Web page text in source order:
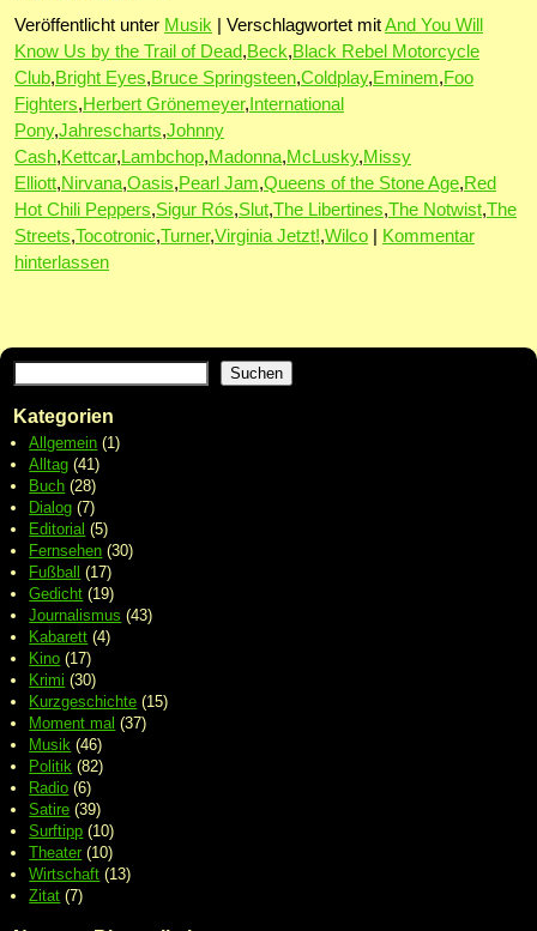
Veröffentlicht unter Musik Verschlagwortet mitAnd You Will
Know Us by the Trail of Dead,Beck,Black Rebel Motorcycle
Club,Bright Eyes,Bruce Springsteen,Coldplay,Eminem,Foo
Fighters,Herbert Grönemeyer, International
Pony,Jahrescharts,Johnny
Cash,Kettcar,Lambchop,Madonna,McLusky,Missy
Elliott,Nirvana,Oasis,Pearl Jam,Queens of the Stone Age,Red
Hot Chili Peppers,Sigur Rós,Slut,The Libertines,The Notwist,The
Streets,Tocotronic,Turner,Virginia Jetzt!,Wilco
Kommentar
hinterlassen
Suchen
Kategorien
Allgemein (1)
Alltag (41)
Buch (28)
Dialog (7)
Editorial (5)
Fernsehen (30)
Fußball
(17)
Gedicht (19)
Journalismus (43)
Kabarett (4)
Kino (17)
Krimi (30)
Kurzgeschichte (15)
Moment mal (37)
Musik (46)
Politik (82)
Radio (6)
Satire (39)
Surftipp (10)
Theater (10)
Wirtschaft (13)
Zitat (7)